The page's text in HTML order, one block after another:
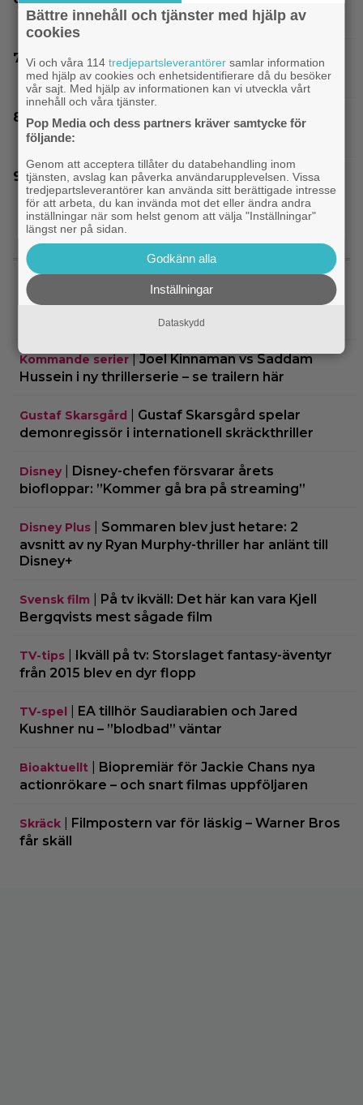
aldrig mer spela huvudrollen i en film”
På tv ikväll: Det här kan vara Kjell Bergqvists
mest sågade film
James Cameron är redo att lämna ”Avatar”
bakom sig: ”Närmar mig slutet av karriären”
EA tillhör Saudiarabien och Jared Kushner nu –
”blodbad” väntar
SENASTE NYTT
Kommande filmer|Se Connor Storrie från
”Heated Rivalry” i ny sci-fi-thriller
Kommande serier|Joel Kinnaman vs Saddam
Hussein i ny thrillerserie – se trailern här
Gustaf Skarsgård
Gustaf Skarsgård spelar
demonregissör i internationell skräckthriller
Disney| Disney-chefen försvarar årets
biofloppar: ”Kommer gå bra på streaming”
Disney Plus
Sommaren blev just hetare: 2
avsnitt av ny Ryan Murphy-thriller har anlänt till
Disney+
Svensk film
På tv ikväll: Det här kan vara Kjell
Bergqvists mest sågade film
TV-tips
Ikväll på tv: Storslaget fantasy-äventyr
från 2015 blev en dyr flopp
TV-spel
EA tillhör Saudiarabien och Jared
Kushner nu – ”blodbad” väntar
Bioaktuellt
Biopremiär för Jackie Chans nya
actionrökare – och snart filmas uppföljaren
Skräck
Filmpostern var för läskig – Warner Bros
får skäll
Bättre innehåll och tjänster med hjälp av
cookies
Vi och våra 114tredjepartsleverantörer samlar information
med hjälp av cookies och enhetsidentifierare då du besöker
vår sajt. Med hjälp av informationen kan vi utveckla vårt
innehåll och våra tjänster.
Pop Media och dess partners kräver samtycke för
följande:
Genom att acceptera tillåter du databehandling inom
tjänsten, avslag kan påverka användarupplevelsen. Vissa
tredjepartsleverantörer kan använda sitt berättigade intresse
för att arbeta, du kan invända mot det eller ändra andra
inställningar när som helst genom att välja "Inställningar"
längst ner på sidan.
Godkänn alla
Inställningar
Dataskydd